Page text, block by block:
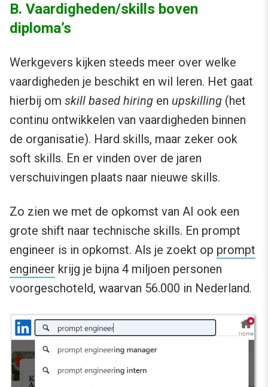
B. Vaardigheden/skills boven
diploma’s
Werkgevers kijken steeds meer over welke
vaardigheden je beschikt en wil leren. Het gaat
hierbij om skill based hiring en upskilling (het
continu ontwikkelen van vaardigheden binnen
de organisatie). Hard skills, maar zeker ook
soft skills. En er vinden over de jaren
verschuivingen plaats naar nieuwe skills.
Zo zien we met de opkomst van AI ook een
grote shift naar technische skills. En prompt
engineer is in opkomst. Als je zoekt op prompt
engineer krijg je bijna 4 miljoen personen
voorgeschoteld, waarvan 56.000 in Nederland.